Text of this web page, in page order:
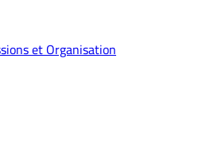
et Organisation